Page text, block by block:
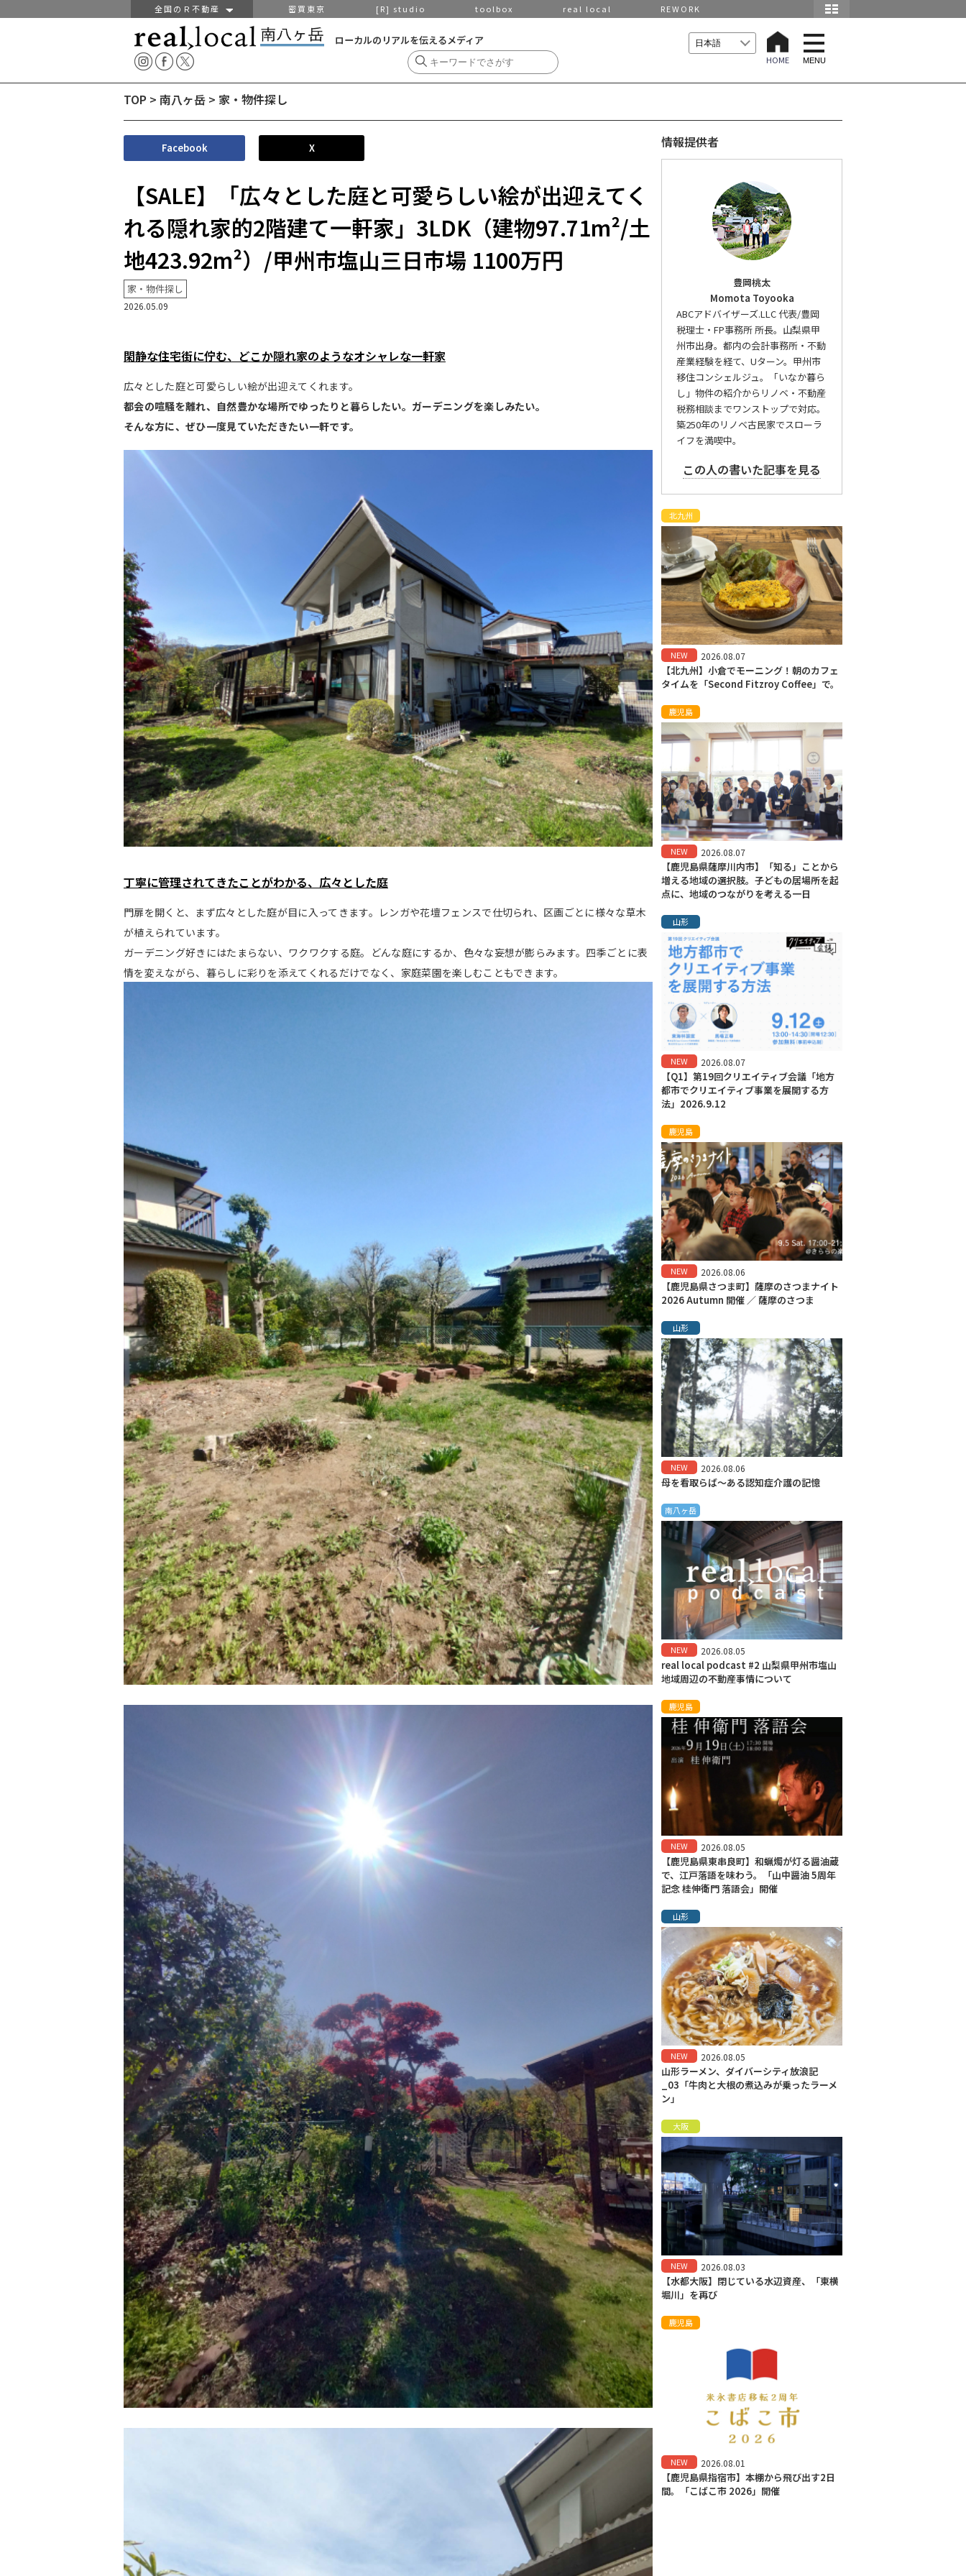
全国のＲ不動産 密買東京 [R] studio toolbox real local REWORK
ローカルのリアルを伝えるメディア
HOME
t
o
g
l
a
MENU
TOP > 南八ヶ岳 > 家・物件探し
Facebook X
【SALE】「広々とした庭と可愛らしい絵が出迎えてく
れる隠れ家的2階建て一軒家」3LDK（建物97.71m²/土
地423.92m²）/甲州市塩山三日市場 1100万円
家・物件探し
2026.05.09
閑静な住宅街に佇む、どこか隠れ家のようなオシャレな一軒家
広々とした庭と可愛らしい絵が出迎えてくれます。
都会の喧騒を離れ、自然豊かな場所でゆったりと暮らしたい。ガーデニングを楽しみたい。
そんな方に、ぜひ一度見ていただきたい一軒です。
丁寧に管理されてきたことがわかる、広々とした庭
門扉を開くと、まず広々とした庭が目に入ってきます。レンガや花壇フェンスで仕切られ、区画ごとに様々な草木
が植えられています。
ガーデニング好きにはたまらない、ワクワクする庭。どんな庭にするか、色々な妄想が膨らみます。四季ごとに表
情を変えながら、暮らしに彩りを添えてくれるだけでなく、家庭菜園を楽しむこともできます。
情報提供者
豊岡桃太
Momota Toyooka
ABCアドバイザーズ.LLC 代表/豊岡
税理士・FP事務所 所長。山梨県甲
州市出身。都内の会計事務所・不動
産業経験を経て、Uターン。甲州市
移住コンシェルジュ。「いなか暮ら
し」物件の紹介からリノベ・不動産
税務相談までワンストップで対応。
築250年のリノベ古民家でスローラ
イフを満喫中。
この人の書いた記事を見る
北九州
NEW 2026.08.07
【北九州】小倉でモーニング！朝のカフェ
タイムを「Second Fitzroy Coffee」で。
鹿児島
NEW 2026.08.07
【鹿児島県薩摩川内市】「知る」ことから
増える地域の選択肢。子どもの居場所を起
点に、地域のつながりを考える一日
山形
NEW 2026.08.07
【Q1】第19回クリエイティブ会議「地方
都市でクリエイティブ事業を展開する方
法」2026.9.12
鹿児島
NEW 2026.08.06
【鹿児島県さつま町】薩摩のさつまナイト
2026 Autumn 開催 ／ 薩摩のさつま
山形
NEW 2026.08.06
母を看取らば～ある認知症介護の記憶
南八ヶ岳
NEW 2026.08.05
real local podcast #2 山梨県甲州市塩山
地域周辺の不動産事情について
鹿児島
NEW 2026.08.05
【鹿児島県東串良町】和蝋燭が灯る醤油蔵
で、江戸落語を味わう。「山中醤油 5周年
記念 桂伸衛門 落語会」開催
山形
NEW 2026.08.05
山形ラーメン、ダイバーシティ放浪記
_03「牛肉と大根の煮込みが乗ったラーメ
ン」
大阪
NEW 2026.08.03
【水都大阪】閉じている水辺資産、「東横
堀川」を再び
鹿児島
NEW 2026.08.01
【鹿児島県指宿市】本棚から飛び出す2日
間。「こばこ市 2026」開催